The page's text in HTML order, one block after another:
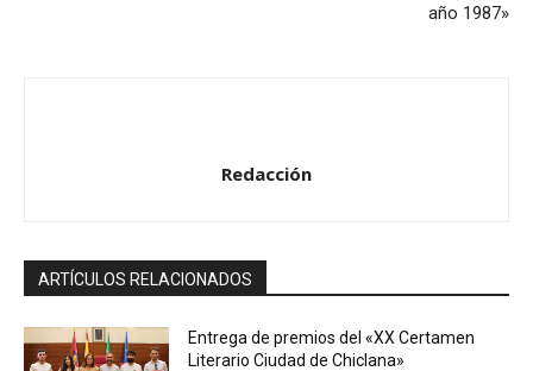
año 1987»
Redacción
ARTÍCULOS RELACIONADOS
Entrega de premios del «XX Certamen
Literario Ciudad de Chiclana»